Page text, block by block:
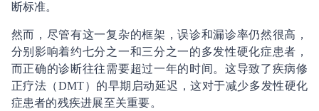
断标准。
然而，尽管有这一复杂的框架，误诊和漏诊率仍然很高，
分别影响着约七分之一和三分之一的多发性硬化症患者，
而正确的诊断往往需要超过一年的时间。这导致了疾病修
正疗法（DMT）的早期启动延迟，这对于减少多发性硬化
症患者的残疾进展至关重要。